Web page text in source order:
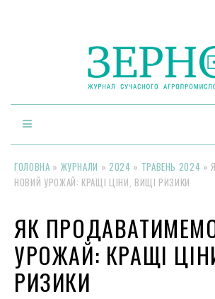
ГОЛОВНА » ЖУРНАЛИ »2024 » ТРАВЕНЬ 2024 »
НОВИЙ УРОЖАЙ: КРАЩІ ЦІНИ, ВИЩІ РИЗИКИ
ЯК
УРОЖАЙ: КРАЩІ
РИЗИКИ